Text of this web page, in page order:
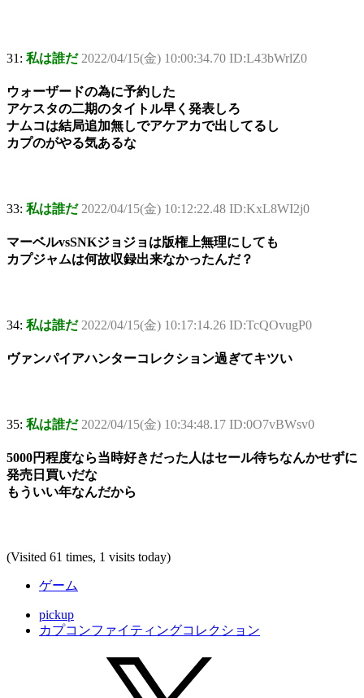
31: 私は誰だ 2022/04/15(金) 10:00:34.70 ID:L43bWrlZ0
ウォーザードの為に予約した
アケスタの二期のタイトル早く発表しろ
ナムコは結局追加無しでアケアカで出してるし
カプのがやる気あるな
33: 私は誰だ 2022/04/15(金) 10:12:22.48 ID:KxL8WI2j0
マーベルvsSNKジョジョは版権上無理にしても
カプジャムは何故収録出来なかったんだ？
34: 私は誰だ 2022/04/15(金) 10:17:14.26 ID:TcQOvugP0
ヴァンパイアハンターコレクション過ぎてキツい
35: 私は誰だ 2022/04/15(金) 10:34:48.17 ID:0O7vBWsv0
5000円程度なら当時好きだった人はセール待ちなんかせずに
発売日買いだな
もういい年なんだから
(Visited 61 times, 1 visits today)
ゲーム
pickup
カプコンファイティングコレクション